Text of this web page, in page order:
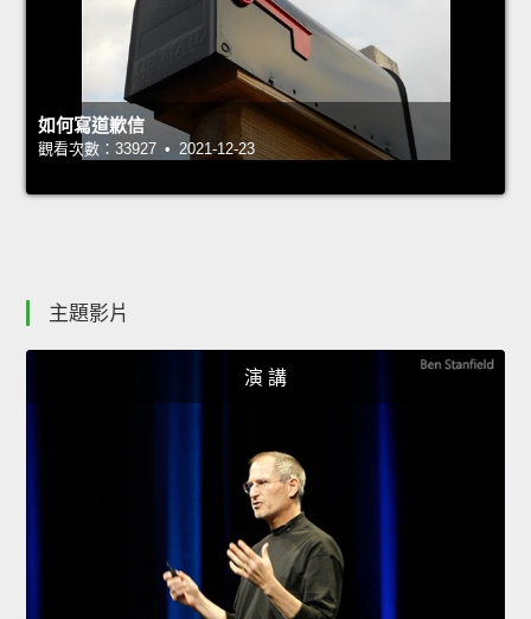
如何寫道歉信
觀看次數：33927 • 2021-12-23
主題影片
演 講